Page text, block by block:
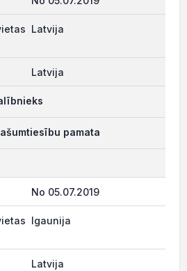
Latvija
Latvija
pamata
No 05.07.2019
Igaunija
Latvija